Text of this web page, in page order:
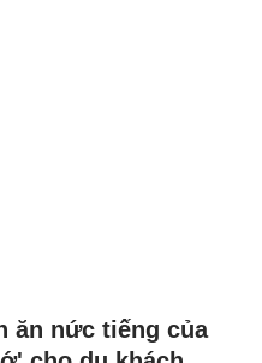
ăn nức tiếng của